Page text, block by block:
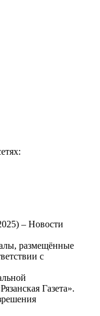
– Новости
размещённые
с
Газета».